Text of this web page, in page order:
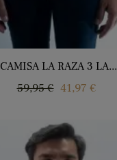
CAMISA LA RAZA 3 LA...
Precio
59,95 € Precio
41,97 €